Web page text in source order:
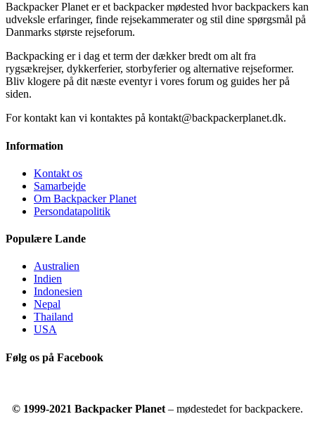
Backpacker Planet er et backpacker mødested hvor backpackers kan
udveksle erfaringer, finde rejsekammerater og stil dine spørgsmål på
Danmarks største rejseforum.
Backpacking er i dag et term der dækker bredt om alt fra
rygsækrejser, dykkerferier, storbyferier og alternative rejseformer.
Bliv klogere på dit næste eventyr i vores forum og guides her på
siden.
For kontakt kan vi kontaktes på kontakt@backpackerplanet.dk.
Information
Kontakt os
Samarbejde
Om Backpacker Planet
Persondatapolitik
Populære Lande
Australien
Indien
Indonesien
Nepal
Thailand
USA
Følg os på Facebook
© 1999-2021 Backpacker Planet – mødestedet for backpackere.